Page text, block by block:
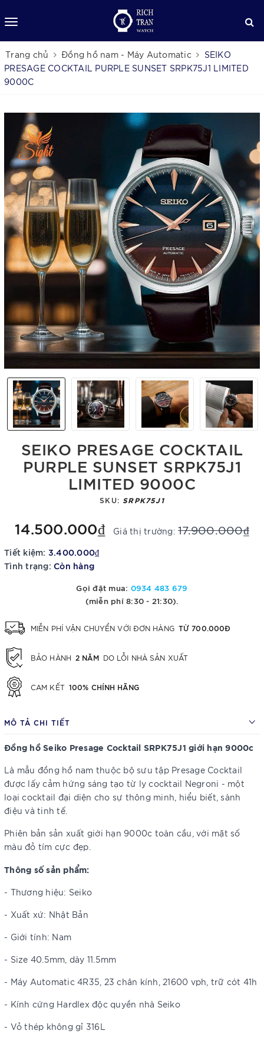
Trang chủ Đồng hồ nam - Máy Automatic
SEIKO
PRESAGE COCKTAIL PURPLE SUNSET SRPK75J1 LIMITED
9000C
SEIKO PRESAGE COCKTAIL
PURPLE SUNSET SRPK75J1
LIMITED 9000C
SKU: SRPK75J1
14.500.000₫ Giá thị trường:17.900.000₫
Tiết kiệm: 3.400.000₫
Tình trạng: Còn hàng
Gọi đặt mua: 0934 483 679
(miễn phí 8:30 - 21:30).
MIỄN PHÍ VẬN CHUYỂN VỚI ĐƠN HÀNG TỪ 700.000Đ
BẢO HÀNH 2 NĂM DO LỖI NHÀ SẢN XUẤT
CAM KẾT 100% CHÍNH HÃNG
MÔ TẢ CHI TIẾT
Đồng hồ Seiko Presage Cocktail SRPK75J1 giới hạn 9000c
Là mẫu đồng hồ nam thuộc bộ sưu tập Presage Cocktail
được lấy cảm hứng sáng tạo từ ly cocktail Negroni - một
loại cocktail đại diện cho sự thông minh, hiểu biết, sành
điệu và tinh tế.
Phiên bản sản xuất giới hạn 9000c toàn cầu, với mặt số
màu đỏ tím cực đẹp.
Thông số sản phẩm:
- Thương hiệu: Seiko
- Xuất xứ: Nhật Bản
- Giới tính: Nam
- Size 40.5mm, dày 11.5mm
- Máy Automatic 4R35, 23 chân kính, 21600 vph, trữ cót 41h
- Kính cứng Hardlex độc quyền nhà Seiko
- Vỏ thép không gỉ 316L